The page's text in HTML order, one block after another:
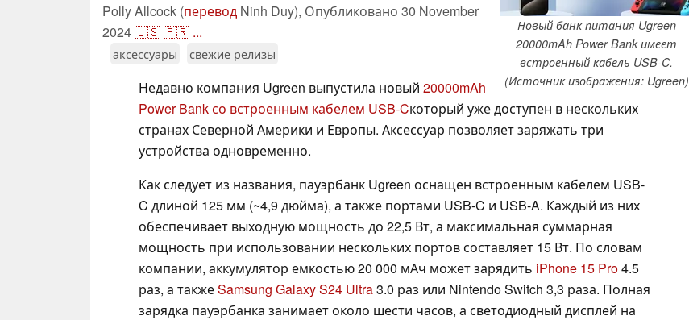
Новый банк питания Ugreen
20000mAh Power Bank имеет
встроенный кабель USB-C.
(Источник изображения: Ugreen)
Polly Allcock (перевод Ninh Duy), Опубликовано 30 November
2024🇺🇸🇫🇷 ...
аксессуары свежие релизы
Недавно компания Ugreen выпустила новый 20000mAh
Power Bank со встроенным кабелем USB-Cкоторый уже доступен в нескольких
странах Северной Америки и Европы. Аксессуар позволяет заряжать три
устройства одновременно.
Как следует из названия, пауэрбанк Ugreen оснащен встроенным кабелем USB-
C длиной 125 мм (~4,9 дюйма), а также портами USB-C и USB-A. Каждый из них
обеспечивает выходную мощность до 22,5 Вт, а максимальная суммарная
мощность при использовании нескольких портов составляет 15 Вт. По словам
компании, аккумулятор емкостью 20 000 мАч может зарядить iPhone 15 Pro4.5
раз, а такжеSamsung Galaxy S24 Ultra3.0 раз или Nintendo Switch 3,3 раза. Полная
зарядка пауэрбанка занимает около шести часов, а светодиодный дисплей на